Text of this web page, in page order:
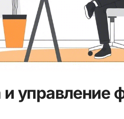
и управление